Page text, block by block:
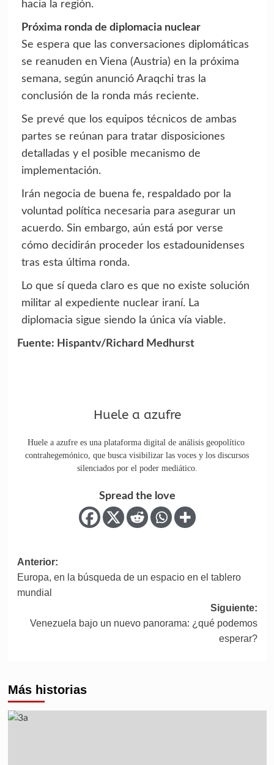
hacia la región.
Próxima ronda de diplomacia nuclear
Se espera que las conversaciones diplomáticas
se reanuden en Viena (Austria) en la próxima
semana, según anunció Araqchi tras la
conclusión de la ronda más reciente.
Se prevé que los equipos técnicos de ambas
partes se reúnan para tratar disposiciones
detalladas y el posible mecanismo de
implementación.
Irán negocia de buena fe, respaldado por la
voluntad política necesaria para asegurar un
acuerdo. Sin embargo, aún está por verse
cómo decidirán proceder los estadounidenses
tras esta última ronda.
Lo que sí queda claro es que no existe solución
militar al expediente nuclear iraní. La
diplomacia sigue siendo la única vía viable.
Fuente: Hispantv/Richard Medhurst
Huele a azufre
Huele a azufre es una plataforma digital de análisis geopolítico
contrahegemónico, que busca visibilizar las voces y los discursos
silenciados por el poder mediático.
Spread the love
Anterior:
Europa, en la búsqueda de un espacio en el tablero
mundial
Siguiente:
Venezuela bajo un nuevo panorama: ¿qué podemos
esperar?
Más historias